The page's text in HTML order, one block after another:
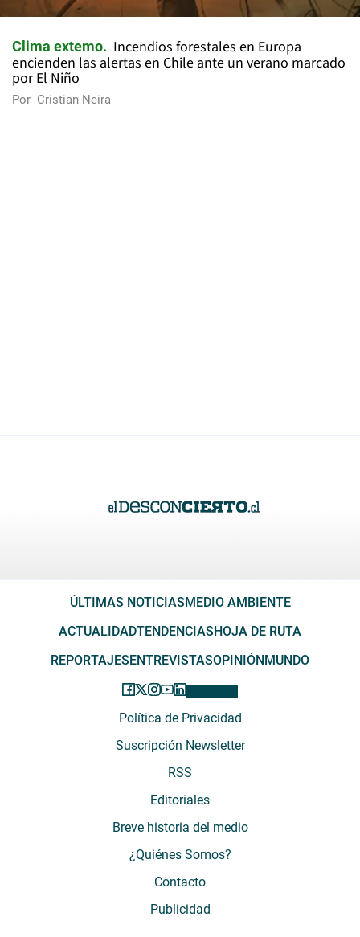
Clima extemo
Incendios forestales en Europa
encienden las alertas en Chile ante un verano marcado
por El Niño
Por Cristian Neira
ÚLTIMAS NOTICIASMEDIO AMBIENTE
ACTUALIDADTENDENCIASHOJA DE RUTA
REPORTAJESENTREVISTASOPINIÓNMUNDO
Política de Privacidad
Suscripción Newsletter
RSS
Editoriales
Breve historia del medio
¿Quiénes Somos?
Contacto
Publicidad